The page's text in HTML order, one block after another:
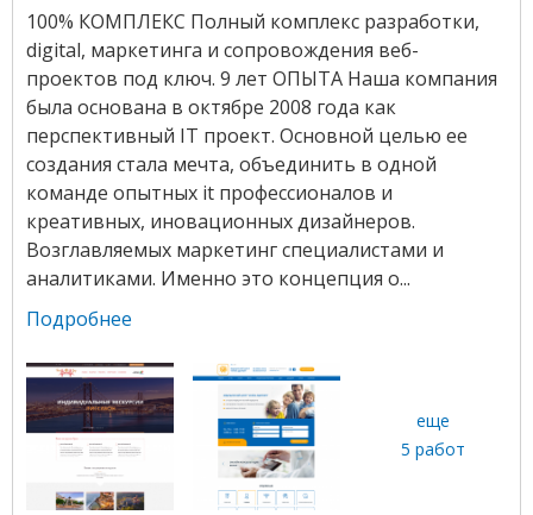
100% КОМПЛЕКС Полный комплекс разработки,
digital, маркетинга и сопровождения веб-
проектов под ключ. 9 лет ОПЫТА Наша компания
была основана в октябре 2008 года как
перспективный IT проект. Основной целью ее
создания стала мечта, объединить в одной
команде опытных it профессионалов и
креативных, иновационных дизайнеров.
Возглавляемых маркетинг специалистами и
аналитиками. Именно это концепция о...
Подробнее
еще
5 работ